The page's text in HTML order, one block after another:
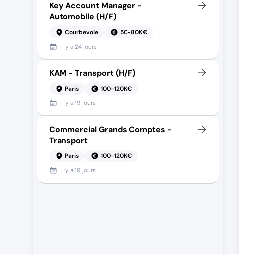
Key Account Manager -
Automobile (H/F)
Courbevoie
50-80K€
Il y a 24 jours
KAM - Transport (H/F)
Paris
100-120K€
Il y a19 jours
Commercial Grands Comptes -
Transport
Paris
100-120K€
Il y a19 jours